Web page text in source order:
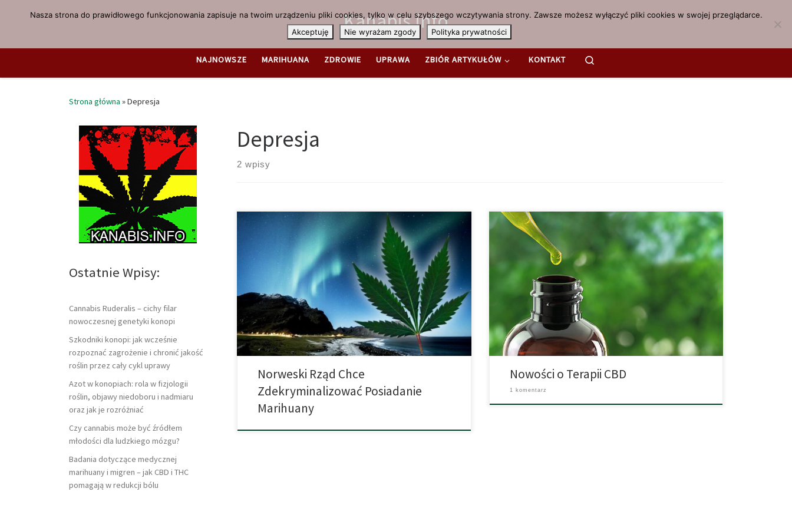
Przejdź do treści Kanabis.info
NAJNOWSZE MARIHUANA ZDROWIE UPRAWA ZBIÓR ARTYKUŁÓW KONTAKT
Strona główna »Depresja
Depresja
2 wpisy
Norweski rząd przedstawił projekt ustawy dekryminalizującej
posiadanie i zażywanie niewielkich ilości środków
odurzających, który stanowi, że konsumentom należy
zaoferować leczenie i pomoc w wyjściu z nałogu zamiast ich
za to karać i umieszczać w więzieniach. „Dziesięciolecia
represji nauczyły nas, że kara nie działa. Wręcz przeciwnie,
kara może pogorszyć sytuację”, powiedział […]
Norweski Rząd Chce
Zdekryminalizować Posiadanie
Marihuany
Co nowego słychać na temat terapii cannabidiolem? Każdego
roku pojawiają się nowe niezwykłe odkrycia naukowe
dotyczące wykorzystania CBD (kanabidiolu) w medycynie. Oto
niektóre wiadomości z ostatnich 12 miesięcy na różne tematy.
Podanie domiejscowe: dwa badania wykazały, że CBD może
być podawane naskórnie u zwierząt w postaci żelu lub maści
1% […]
Nowości o Terapii CBD
1 komentarz
Ostatnie Wpisy:
Cannabis Ruderalis – cichy filar
nowoczesnej genetyki konopi
Szkodniki konopi: jak wcześnie
rozpoznać zagrożenie i chronić jakość
roślin przez cały cykl uprawy
Azot w konopiach: rola w fizjologii
roślin, objawy niedoboru i nadmiaru
oraz jak je rozróżniać
Czy cannabis może być źródłem
młodości dla ludzkiego mózgu?
Badania dotyczące medycznej
marihuany i migren – jak CBD i THC
pomagają w redukcji bólu
Nasza strona do prawidłowego funkcjonowania zapisuje na twoim urządzeniu pliki cookies, tylko w celu szybszego wczytywania strony. Zawsze możesz wyłączyć pliki cookies w swojej przeglądarce.
Akceptuję
Nie wyrażam zgody Polityka prywatności